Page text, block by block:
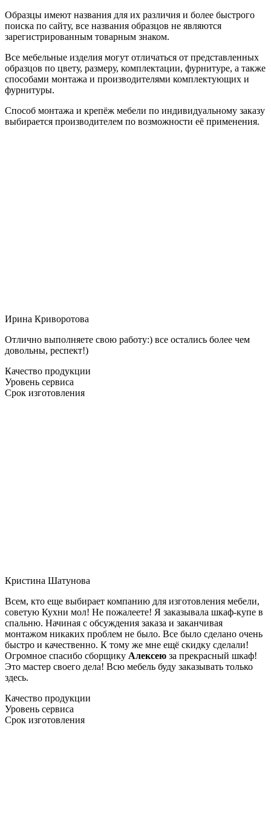
Образцы имеют названия для их различия и более быстрого
поиска по сайту, все названия образцов не являются
зарегистрированным товарным знаком.
Все мебельные изделия могут отличаться от представленных
образцов по цвету, размеру, комплектации, фурнитуре, а также
способами монтажа и производителями комплектующих и
фурнитуры.
Способ монтажа и крепёж мебели по индивидуальному заказу
выбирается производителем по возможности её применения.
Ирина Криворотова
Отлично выполняете свою работу:) все остались более чем
довольны, респект!)
Качество продукции
Уровень сервиса
Срок изготовления
Кристина Шатунова
Всем, кто еще выбирает компанию для изготовления мебели,
советую Кухни мол! Не пожалеете! Я заказывала шкаф-купе в
спальню. Начиная с обсуждения заказа и заканчивая
монтажом никаких проблем не было. Все было сделано очень
быстро и качественно. К тому же мне ещё скидку сделали!
Огромное спасибо сборщику Алексею за прекрасный шкаф!
Это мастер своего дела! Всю мебель буду заказывать только
здесь.
Качество продукции
Уровень сервиса
Срок изготовления